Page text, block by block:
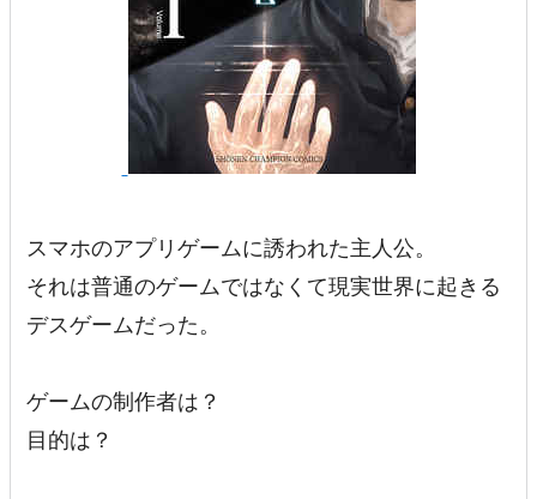
スマホのアプリゲームに誘われた主人公。
それは普通のゲームではなくて現実世界に起きる
デスゲームだった。
ゲームの制作者は？
目的は？